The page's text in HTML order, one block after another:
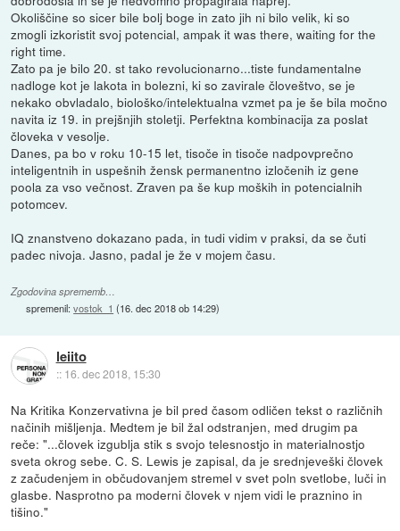
Okoliščine so sicer bile bolj boge in zato jih ni bilo velik, ki so
zmogli izkoristit svoj potencial, ampak it was there, waiting for the
right time.
Zato pa je bilo 20. st tako revolucionarno...tiste fundamentalne
nadloge kot je lakota in bolezni, ki so zavirale človeštvo, se je
nekako obvladalo, biološko/intelektualna vzmet pa je še bila močno
navita iz 19. in prejšnjih stoletji. Perfektna kombinacija za poslat
človeka v vesolje.
Danes, pa bo v roku 10-15 let, tisoče in tisoče nadpovprečno
inteligentnih in uspešnih žensk permanentno izločenih iz gene
poola za vso večnost. Zraven pa še kup moških in potencialnih
potomcev.
IQ znanstveno dokazano pada, in tudi vidim v praksi, da se čuti
padec nivoja. Jasno, padal je že v mojem času.
Zgodovina sprememb…
spremenil:vostok_1 (16. dec 2018 ob 14:29)
leiito
:: 16. dec 2018, 15:30
Na Kritika Konzervativna je bil pred časom odličen tekst o različnih
načinih mišljenja. Medtem je bil žal odstranjen, med drugim pa
reče: "...človek izgublja stik s svojo telesnostjo in materialnostjo
sveta okrog sebe. C. S. Lewis je zapisal, da je srednjeveški človek
z začudenjem in občudovanjem stremel v svet poln svetlobe, luči in
glasbe. Nasprotno pa moderni človek v njem vidi le praznino in
tišino."